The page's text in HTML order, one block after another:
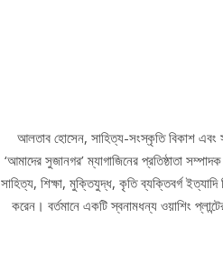
আলতাব হোসেন, সাহিত্য-সংস্কৃতি বিকাশ এবং
‘আমাদের সুজানগর’ ম্যাগাজিনের প্রতিষ্ঠাতা
সাহিত্য, শিক্ষা, মুক্তিযুদ্ধ, কৃতি ব্যক্তিবর্গ
করেন। বর্তমানে একটি স্বনামধন্য ওয়াশিং